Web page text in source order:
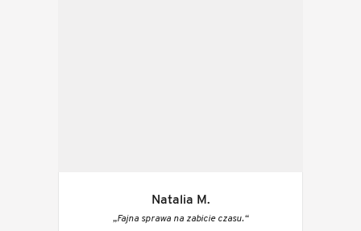
Natalia M.
„Fajna sprawa na zabicie czasu.“